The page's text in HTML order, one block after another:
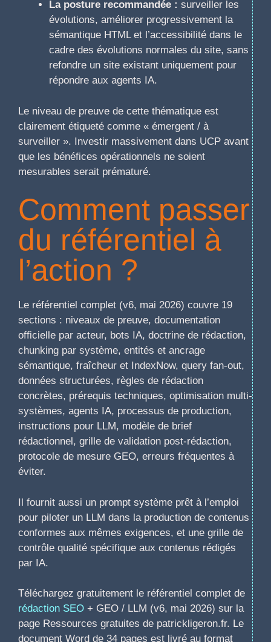
La posture recommandée : surveiller les
évolutions, améliorer progressivement la
sémantique HTML et l’accessibilité dans le
cadre des évolutions normales du site, sans
refondre un site existant uniquement pour
répondre aux agents IA.
Le niveau de preuve de cette thématique est
clairement étiqueté comme « émergent / à
surveiller ». Investir massivement dans UCP avant
que les bénéfices opérationnels ne soient
mesurables serait prématuré.
Comment passer
du référentiel à
l’action ?
Le référentiel complet (v6, mai 2026) couvre 19
sections : niveaux de preuve, documentation
officielle par acteur, bots IA, doctrine de rédaction,
chunking par système, entités et ancrage
sémantique, fraîcheur et IndexNow, query fan-out,
données structurées, règles de rédaction
concrètes, prérequis techniques, optimisation multi-
systèmes, agents IA, processus de production,
instructions pour LLM, modèle de brief
rédactionnel, grille de validation post-rédaction,
protocole de mesure GEO, erreurs fréquentes à
éviter.
Il fournit aussi un prompt système prêt à l’emploi
pour piloter un LLM dans la production de contenus
conformes aux mêmes exigences, et une grille de
contrôle qualité spécifique aux contenus rédigés
par IA.
Téléchargez gratuitement le référentiel complet de
rédaction SEO + GEO / LLM (v6, mai 2026) sur la
page Ressources gratuites de patrickligeron.fr. Le
document Word de 34 pages est livré au format